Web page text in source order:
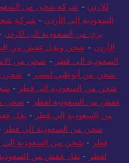
للاردن - شركة شحن من
السعودية إلى الأردن - شركة
بري من السعودية الى الاردن
الأردن - شحن ونقل عفش من
السعودية الي قطر - شحن من
شحن من أبوظبي لمصر - شحن
شحن من السعودية الى قطر -
عفش من السعودية لقطر - شحن
من السعودية الي قطر - نقل
شحن من السعودية الي قطر
قطر - شحن من السعودية الي
لقطر - نقل عفش من